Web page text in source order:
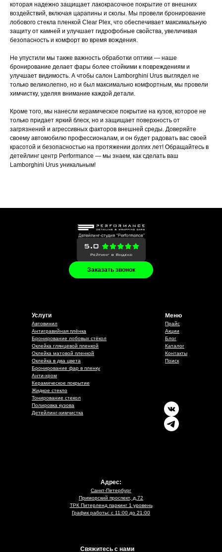
которая надежно защищает лакокрасочное покрытие от внешних
воздействий, включая царапины и сколы. Мы провели бронирование
лобового стекла пленкой Clear Plex, что обеспечивает максимальную
защиту от камней и улучшает гидрофобные свойства, увеличивая
безопасность и комфорт во время вождения.
Не упустили мы также важность обработки оптики — наше
бронирование делает фары более стойкими к повреждениям и
улучшает видимость. А чтобы салон Lamborghini Urus выглядел не
только великолепно, но и был максимально комфортным, мы провели
химчистку, уделяя внимание каждой детали.
Кроме того, мы нанесли керамическое покрытие на кузов, которое не
только придает яркий блеск, но и защищает поверхность от
загрязнений и агрессивных факторов внешней среды. Доверяйте
своему автомобилю профессионалам, и он будет радовать вас своей
красотой и безопасностью на протяжении долгих лет! Обращайтесь в
детейлинг центр Performance — мы знаем, как сделать ваш
Lamborghini Urus уникальным!
Свяжитесь с нами
Заказать звонок
Услуги
Автовинил
Антигравийная плёнка
Бронирование лобовых стёкол
Оклейка глянцевой пленкой
Оклейка матовой пленкой
Оклейка в два цвета
Бронирование фар в пленку
Анти-хром
Керамическое покрытие
Жидкое стекло
Тонирование стекол
Полировка кузова
Детейлинг-химчистка
Меню
Прайс
Акции
Блог
Каталог
Контакты
Поиск
Адрес:
Санкт-Петербург
Приморский проспект, д.72
ТРК Питерленд паркинг 1 уровень
График работы: с 11:00 до 21:00